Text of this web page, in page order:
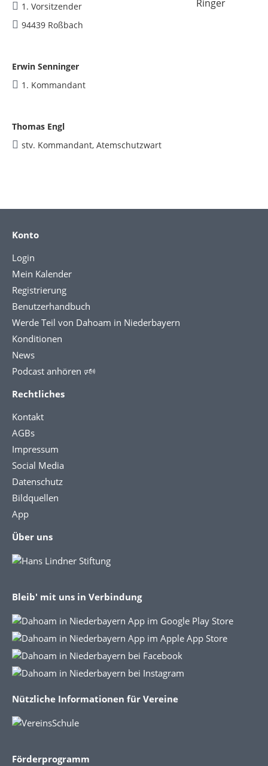
1. Vorsitzender
94439 Roßbach
Erwin Senninger
1. Kommandant
Thomas Engl
stv. Kommandant, Atemschutzwart
Konto
Login
Mein Kalender
Registrierung
Benutzerhandbuch
Werde Teil von Dahoam in Niederbayern
Konditionen
News
Podcast anhören 🕬
Rechtliches
Kontakt
AGBs
Impressum
Social Media
Datenschutz
Bildquellen
App
Über uns
Bleib' mit uns in Verbindung
Nützliche Informationen für Vereine
Förderprogramm